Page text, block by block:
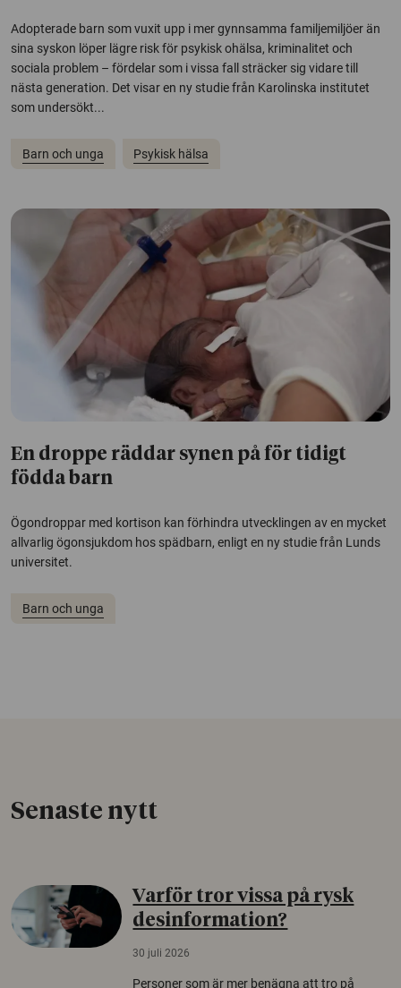
Adopterade barn som vuxit upp i mer gynnsamma familjemiljöer än
sina syskon löper lägre risk för psykisk ohälsa, kriminalitet och
sociala problem – fördelar som i vissa fall sträcker sig vidare till
nästa generation. Det visar en ny studie från Karolinska institutet
som undersökt...
Barn och unga Psykisk hälsa
En droppe räddar synen på för tidigt
födda barn
Ögondroppar med kortison kan förhindra utvecklingen av en mycket
allvarlig ögonsjukdom hos spädbarn, enligt en ny studie från Lunds
universitet.
Barn och unga
Senaste nytt
Varför tror vissa på rysk
desinformation?
30 juli 2026
Personer som är mer benägna att tro på